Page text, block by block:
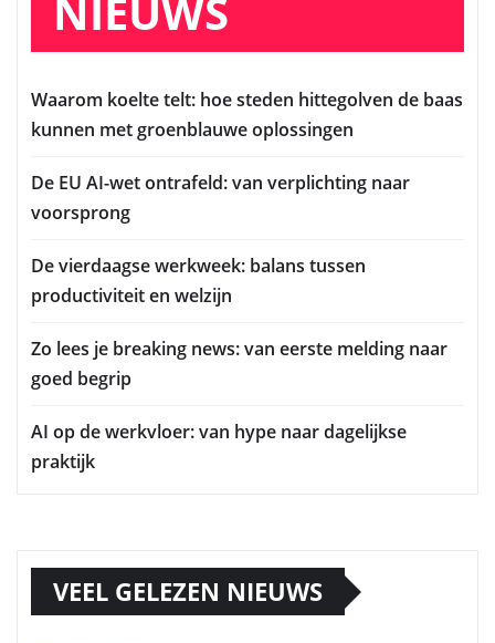
NIEUWS
Waarom koelte telt: hoe steden hittegolven de baas
kunnen met groenblauwe oplossingen
De EU AI-wet ontrafeld: van verplichting naar
voorsprong
De vierdaagse werkweek: balans tussen
productiviteit en welzijn
Zo lees je breaking news: van eerste melding naar
goed begrip
AI op de werkvloer: van hype naar dagelijkse
praktijk
VEEL GELEZEN NIEUWS